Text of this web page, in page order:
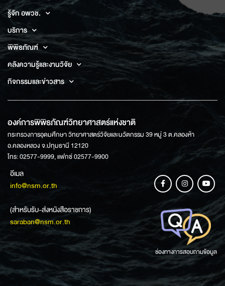
รู้จัก อพวช.
บริการ
พิพิธภัณฑ์
คลังความรู้และงานวิจัย
กิจกรรมและข่าวสาร
องค์การพิพิธภัณฑ์วิทยาศาสตร์แห่งชาติ
กระทรวงการอุดมศึกษา วิทยาศาสตร์วิจัยและนวัตกรรม 39 หมู่ 3 ต.คลองห้า
อ.คลองหลวง จ.ปทุมธานี 12120
โทร: 02577-9999, แฟกซ์ 02577-9900
อีเมล
info@nsm.or.th
(สำหรับรับ-ส่งหนังสือราชการ)
saraban@nsm.or.th
ช่องทางการสอบถามข้อมูล